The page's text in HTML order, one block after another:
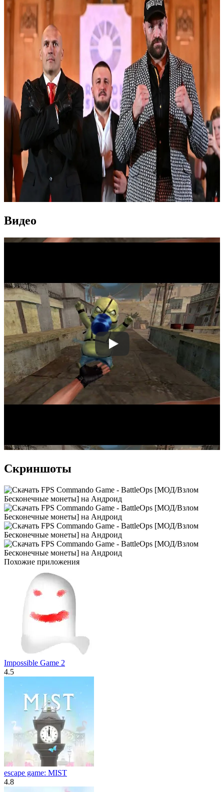
Видео
Скриншоты
Похожие приложения
Impossible Game 2
4.5
escape game: MIST
4.8